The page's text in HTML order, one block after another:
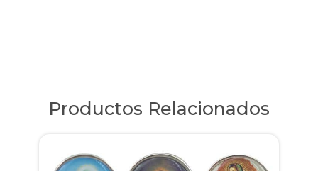
Productos Relacionados